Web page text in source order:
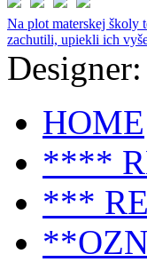
Na plot materskej školy
zachutili, upiekli ich
Designer:
HOME
****
***